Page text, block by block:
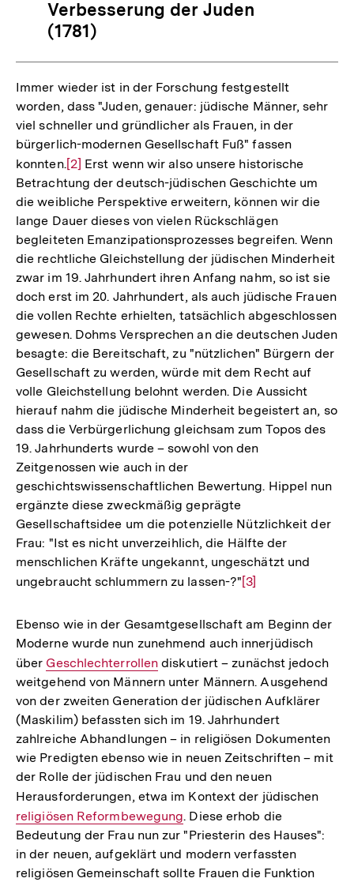
Verbesserung der Juden
(1781)
Immer wieder ist in der Forschung festgestellt
worden, dass "Juden, genauer: jüdische Männer, sehr
viel schneller und gründlicher als Frauen, in der
bürgerlich-modernen Gesellschaft Fuß" fassen
konnten.Zur
Auflösung
der
Fußnote
[2] Erst wenn wir also unsere historische
Betrachtung der deutsch-jüdischen Geschichte um
die weibliche Perspektive erweitern, können wir die
lange Dauer dieses von vielen Rückschlägen
begleiteten Emanzipationsprozesses begreifen. Wenn
die rechtliche Gleichstellung der jüdischen Minderheit
zwar im 19. Jahrhundert ihren Anfang nahm, so ist sie
doch erst im 20. Jahrhundert, als auch jüdische Frauen
die vollen Rechte erhielten, tatsächlich abgeschlossen
gewesen. Dohms Versprechen an die deutschen Juden
besagte: die Bereitschaft, zu "nützlichen" Bürgern der
Gesellschaft zu werden, würde mit dem Recht auf
volle Gleichstellung belohnt werden. Die Aussicht
hierauf nahm die jüdische Minderheit begeistert an, so
dass die Verbürgerlichung gleichsam zum Topos des
19. Jahrhunderts wurde – sowohl von den
Zeitgenossen wie auch in der
geschichtswissenschaftlichen Bewertung. Hippel nun
ergänzte diese zweckmäßig geprägte
Gesellschaftsidee um die potenzielle Nützlichkeit der
Frau: "Ist es nicht unverzeihlich, die Hälfte der
menschlichen Kräfte ungekannt, ungeschätzt und
ungebraucht schlummern zu lassen-?" Zur
der
Fußnote
[3]
Ebenso wie in der Gesamtgesellschaft am Beginn der
Moderne wurde nun zunehmend auch innerjüdisch
über Interner
Link:
Geschlechterrollen diskutiert – zunächst jedoch
weitgehend von Männern unter Männern. Ausgehend
von der zweiten Generation der jüdischen Aufklärer
(Maskilim) befassten sich im 19. Jahrhundert
zahlreiche Abhandlungen – in religiösen Dokumenten
wie Predigten ebenso wie in neuen Zeitschriften – mit
der Rolle der jüdischen Frau und den neuen
Herausforderungen, etwa im Kontext der jüdischen
religiösen Reformbewegung. Diese erhob die
Bedeutung der Frau nun zur "Priesterin des Hauses":
in der neuen, aufgeklärt und modern verfassten
religiösen Gemeinschaft sollte Frauen die Funktion